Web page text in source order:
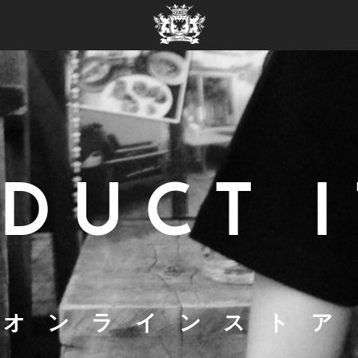
オンラインストア